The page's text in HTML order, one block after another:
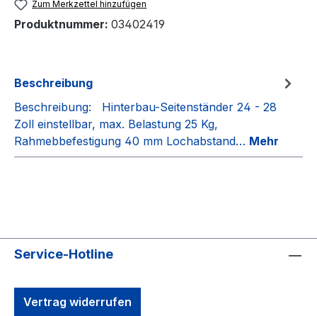
Zum Merkzettel hinzufügen
Produktnummer: 03402419
Beschreibung
Beschreibung: Hinterbau-Seitenständer 24 - 28
Zoll einstellbar, max. Belastung 25 Kg,
Rahmebbefestigung 40 mm Lochabstand… Mehr
Service-Hotline
Vertrag widerrufen